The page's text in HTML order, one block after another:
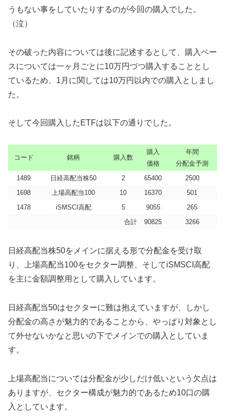
うもない事をしていたりするのが今回の購入でした。
（泣）
その破った内容については後に記述するとして、購入ペー
スについては一ヶ月ごとに10万円づつ購入することとし
ているため、1月に関しては10万円以内での購入としまし
た。
そして今回購入したETFは以下の通りでした。
コード 銘柄 購入数
購入
価格
年間
分配金予測
1489
日経高配当株50 2 65400
2500
1698
上場高配当100 10 16370
501
1478
iSMSCI高配 5 9055
265
合計
90825 3266
日経高配当株50をメインに据える形で分配金を受け取
り、上場高配当100をセクター調整、そしてiSMSCI高配
を主に金額調整用として購入しています。
日経高配当50はセクターに難は抱えていますが、しかし
分配金の高さが魅力的であることから、やっぱり対象とし
て外せないかなと思いの下でメインでの購入としていま
す。
上場高配当については分配金が少しだけ低いという欠点は
ありますが、セクター構成が魅力的であるため10口の購
入としています。